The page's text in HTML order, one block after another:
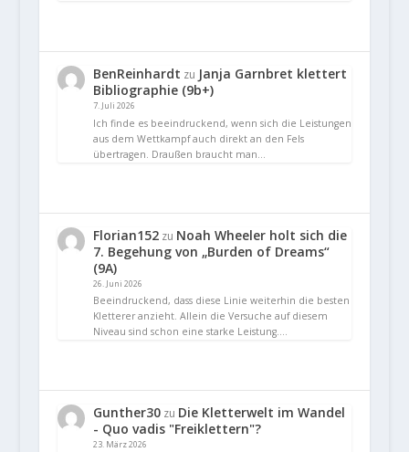
BenReinhardt zu Janja Garnbret klettert
Bibliographie (9b+)
7. Juli 2026
Ich finde es beeindruckend, wenn sich die Leistungen
aus dem Wettkampf auch direkt an den Fels
übertragen. Draußen braucht man…
Florian152zu Noah Wheeler holt sich die
7. Begehung von „Burden of Dreams“
(9A)
26. Juni 2026
Beeindruckend, dass diese Linie weiterhin die besten
Kletterer anzieht. Allein die Versuche auf diesem
Niveau sind schon eine starke Leistung.…
Gunther30zu Die Kletterwelt im Wandel
- Quo vadis "Freiklettern"?
23. März 2026